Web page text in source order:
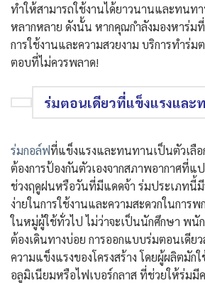
ทำให้สามารถใช้งานได้ยาวนานและทนท
หลากหลาย ดังนั้น หากคุณกำลังมองหาร่ม
การใช้งานและความสวยงาม บริการทำร่ม
ตอบที่ไม่ควรพลาด!
ร่มตอนเดียวที่แข็งแรงและ
ร่มกอล์ฟที่แข็งแรงและทนทานเป็นตัวเลื
ต้องการป้องกันตัวเองจากสภาพอากาศที่แ
ช่วงฤดูฝนหรือวันที่มีแดดจ้า ร่มประเภทนี้มี
ง่ายในการใช้งานและความสะดวกในการ
ในหมู่ผู้ใช้ทั่วไป ไม่ว่าจะเป็นนักศึกษา พ
ต้องเดินทางบ่อย การออกแบบร่มตอนเดีย
ความแข็งแรงของโครงสร้าง โดยผู้ผลิตมั
อลูมิเนียมหรือไฟเบอร์กลาส ที่ช่วยให้ร่มมี